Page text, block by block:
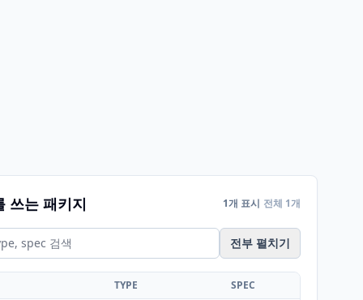
쓰는 패키지 1개 표시 전체 1개
전부 펼치기
TYPE SPEC